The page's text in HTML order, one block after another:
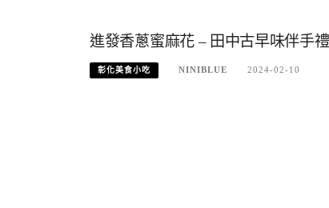
進發香蔥蜜麻花 – 田中古早味伴手
彰化美食小吃 NINIBLUE 2024-02-10